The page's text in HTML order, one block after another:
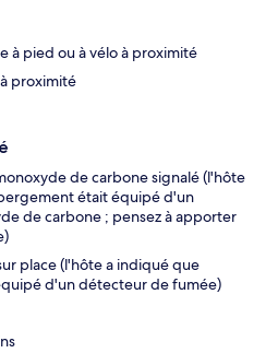
à pied ou à vélo à proximité
proximité
de carbone signalé (l'hôte
était équipé d'un
de carbone ; pensez à apporter
place (l'hôte a indiqué que
d'un détecteur de fumée)